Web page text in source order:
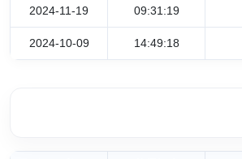
2024-11-19 09:31:19
2024-10-09 14:49:18